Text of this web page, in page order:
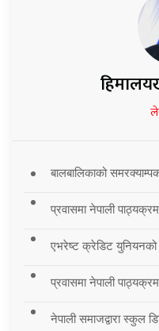
बालबालिकाको
प्रवासमा नेपाली
एभरेष्ट क्रेडिट
प्रवासमा नेपाली पाठ्यक्रम
नेपाली समाजद्वारा स्कुल